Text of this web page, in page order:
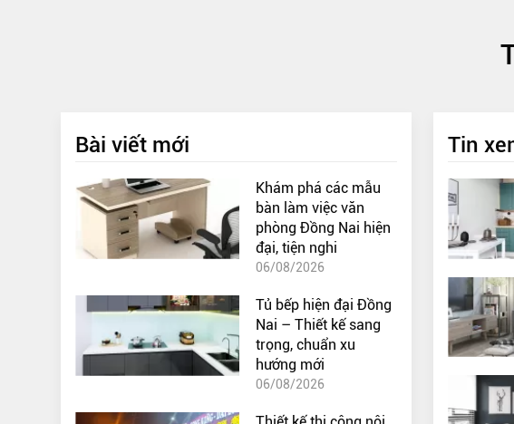
Bài viết mới
Khám phá các mẫu
bàn làm việc văn
phòng Đồng Nai hiện
đại, tiện nghi
06/08/2026
Tủ bếp hiện đại Đồng
Nai – Thiết kế sang
trọng, chuẩn xu
hướng mới
06/08/2026
Tin